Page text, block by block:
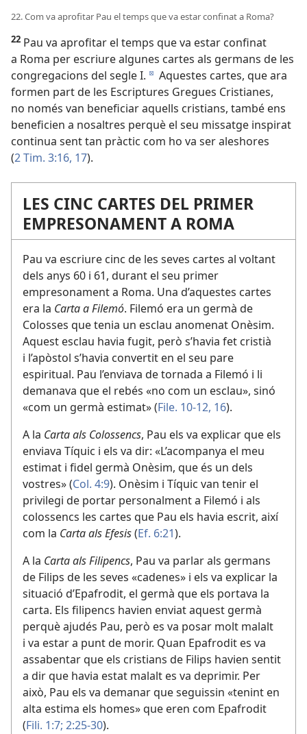
22. Com va aprofitar Pau el temps que va estar confinat a Roma?
22 Pau va aprofitar el temps que va estar confinat
a Roma per escriure algunes cartes als germans de les
congregacions del segle I. d Aquestes cartes, que ara
formen part de les Escriptures Gregues Cristianes,
no només van beneficiar aquells cristians, també ens
beneficien a nosaltres perquè el seu missatge inspirat
continua sent tan pràctic com ho va ser aleshores
(2 Tim. 3:16, 17).
LES CINC CARTES DEL PRIMER
EMPRESONAMENT A ROMA
Pau va escriure cinc de les seves cartes al voltant
dels anys 60 i 61, durant el seu primer
empresonament a Roma. Una d’aquestes cartes
era la Carta a Filemó. Filemó era un germà de
Colosses que tenia un esclau anomenat Onèsim.
Aquest esclau havia fugit, però s’havia fet cristià
i l’apòstol s’havia convertit en el seu pare
espiritual. Pau l’enviava de tornada a Filemó i li
demanava que el rebés «no com un esclau», sinó
«com un germà estimat» (File. 10-12, 16).
A la Carta als Colossencs, Pau els va explicar que els
enviava Tíquic i els va dir: «L’acompanya el meu
estimat i fidel germà Onèsim, que és un dels
vostres» (Col. 4:9). Onèsim i Tíquic van tenir el
privilegi de portar personalment a Filemó i als
colossencs les cartes que Pau els havia escrit, així
com la Carta als Efesis(Ef. 6:21).
A la Carta als Filipencs, Pau va parlar als germans
de Filips de les seves «cadenes» i els va explicar la
situació d’Epafrodit, el germà que els portava la
carta. Els filipencs havien enviat aquest germà
perquè ajudés Pau, però es va posar molt malalt
i va estar a punt de morir. Quan Epafrodit es va
assabentar que els cristians de Filips havien sentit
a dir que havia estat malalt es va deprimir. Per
això, Pau els va demanar que seguissin «tenint en
alta estima els homes» que eren com Epafrodit
(Fili. 1:7; 2:25-30).